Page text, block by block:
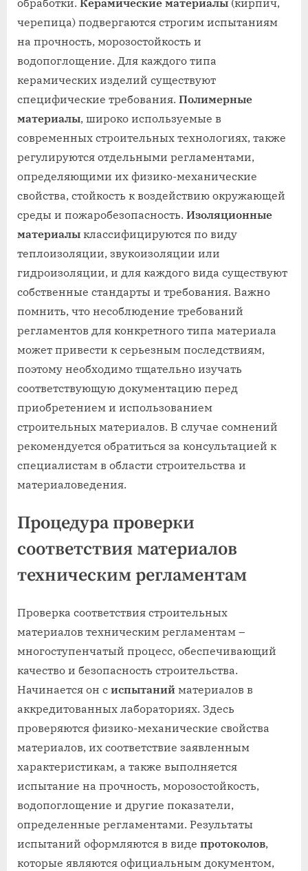
черепица) подвергаются строгим испытаниям
на прочность, морозостойкость и
водопоглощение. Для каждого типа
керамических изделий существуют
специфические требования. Полимерные
материалы, широко используемые в
современных строительных технологиях, также
регулируются отдельными регламентами,
определяющими их физико-механические
свойства, стойкость к воздействию окружающей
среды и пожаробезопасность. Изоляционные
материалы классифицируются по виду
теплоизоляции, звукоизоляции или
гидроизоляции, и для каждого вида существуют
собственные стандарты и требования. Важно
помнить, что несоблюдение требований
регламентов для конкретного типа материала
может привести к серьезным последствиям,
поэтому необходимо тщательно изучать
соответствующую документацию перед
приобретением и использованием
строительных материалов. В случае сомнений
рекомендуется обратиться за консультацией к
специалистам в области строительства и
материаловедения.
Процедура проверки
соответствия материалов
техническим регламентам
Проверка соответствия строительных
материалов техническим регламентам –
многоступенчатый процесс, обеспечивающий
качество и безопасность строительства.
Начинается он с испытаний материалов в
аккредитованных лабораториях. Здесь
проверяются физико-механические свойства
материалов, их соответствие заявленным
характеристикам, а также выполняется
испытание на прочность, морозостойкость,
водопоглощение и другие показатели,
определенные регламентами. Результаты
испытаний оформляются в виде протоколов,
которые являются официальным документом,